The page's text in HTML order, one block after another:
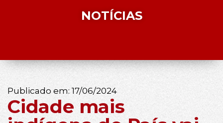
NOTÍCIAS
Publicado em: 17/06/2024
Cidade mais